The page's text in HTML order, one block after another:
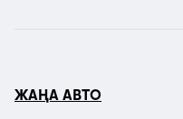
ЖАҢА АВТО